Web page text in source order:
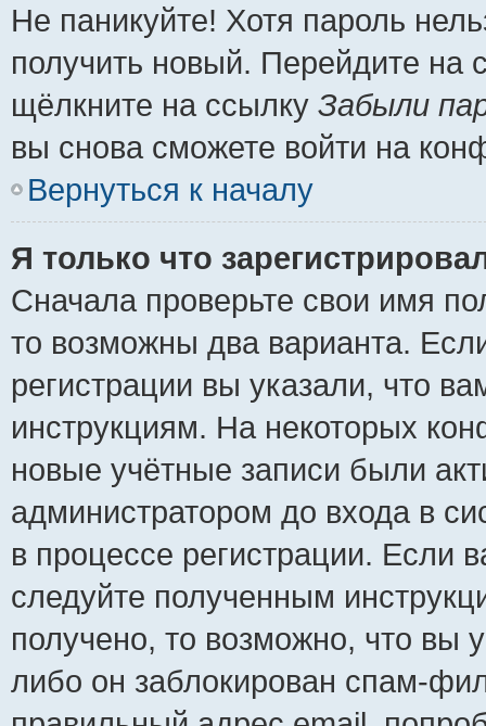
Не паникуйте! Хотя пароль
получить новый. Перейдите на
щёлкните на ссылку Забыли
вы снова сможете войти на
Вернуться к началу
Я только что
Сначала проверьте свои имя
то возможны два варианта.
регистрации вы указали, что
инструкциям. На некоторых
новые учётные записи были
администратором до входа в
в процессе регистрации.
следуйте полученным
получено, то возможно, что вы
либо он заблокирован спам-